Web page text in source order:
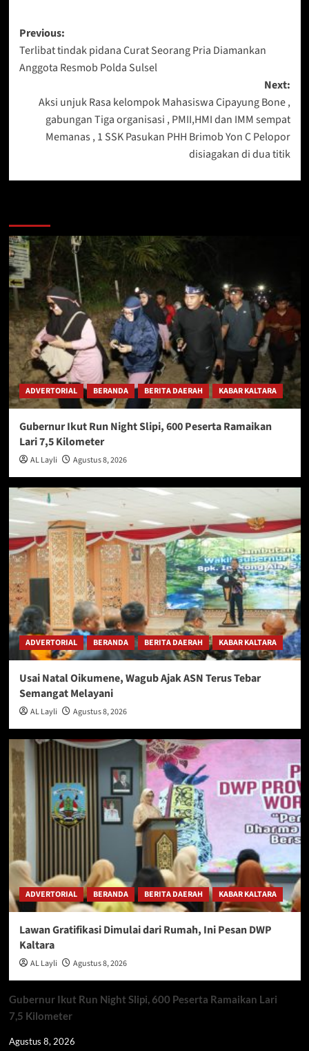
Post
navigation
Previous:
Terlibat tindak pidana Curat Seorang Pria Diamankan
Anggota Resmob Polda Sulsel
Next:
Aksi unjuk Rasa kelompok Mahasiswa Cipayung Bone ,
gabungan Tiga organisasi , PMII,HMI dan IMM sempat
Memanas , 1 SSK Pasukan PHH Brimob Yon C Pelopor
disiagakan di dua titik
ADVERTORIAL BERANDA BERITA DAERAH KABAR KALTARA
Gubernur Ikut Run Night Slipi, 600 Peserta Ramaikan
Lari 7,5 Kilometer
AL Layli Agustus 8, 2026
ADVERTORIAL BERANDA BERITA DAERAH KABAR KALTARA
Usai Natal Oikumene, Wagub Ajak ASN Terus Tebar
Semangat Melayani
AL Layli Agustus 8, 2026
ADVERTORIAL BERANDA BERITA DAERAH KABAR KALTARA
Lawan Gratifikasi Dimulai dari Rumah, Ini Pesan DWP
Kaltara
AL Layli Agustus 8, 2026
Gubernur Ikut Run Night Slipi, 600 Peserta Ramaikan Lari
7,5 Kilometer
Agustus 8, 2026